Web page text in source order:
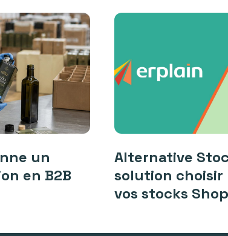
un
en B2B
Alternative
solution choisir
vos stocks